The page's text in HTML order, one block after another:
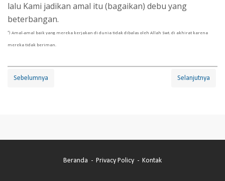
lalu Kami jadikan amal itu (bagaikan) debu yang
beterbangan.
*) Amal-amal baik yang mereka kerjakan di dunia tidak dibalas oleh Allah Swt. di akhirat karena
mereka tidak beriman.
Sebelumnya Selanjutnya
Beranda Privacy Policy Kontak